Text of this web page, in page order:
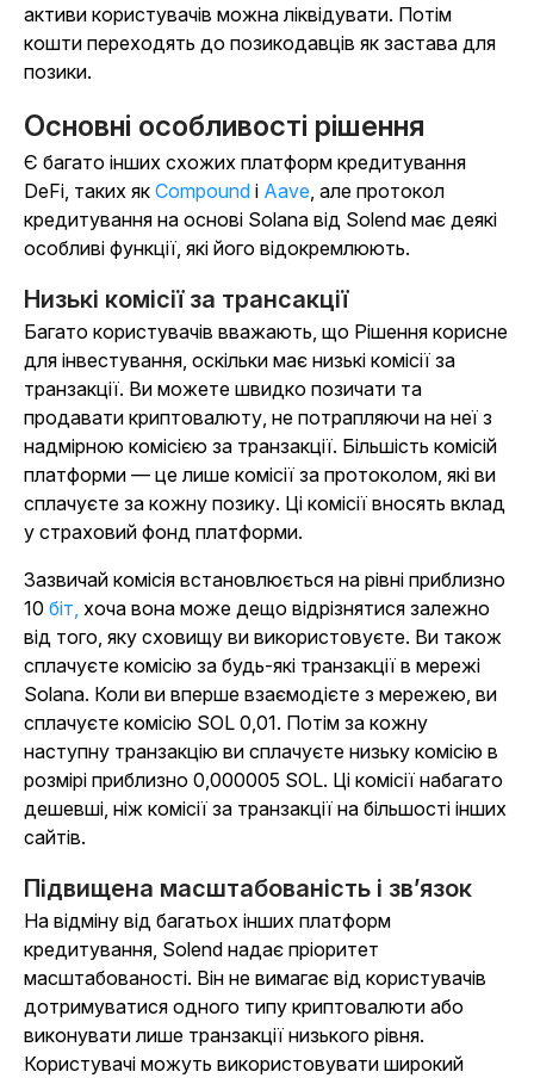
активи користувачів можна ліквідувати. Потім
кошти переходять до позикодавців як застава для
позики.
Основні особливості рішення
Є багато інших схожих платформ кредитування
DeFi, таких як Compound і Aave, але протокол
кредитування на основі Solana від Solend має деякі
особливі функції, які його відокремлюють.
Низькі комісії за трансакції
Багато користувачів вважають, що Рішення корисне
для інвестування, оскільки має низькі комісії за
транзакції. Ви можете швидко позичати та
продавати криптовалюту, не потрапляючи на неї з
надмірною комісією за транзакції. Більшість комісій
платформи — це лише комісії за протоколом, які ви
сплачуєте за кожну позику. Ці комісії вносять вклад
у страховий фонд платформи.
Зазвичай комісія встановлюється на рівні приблизно
10 біт, хоча вона може дещо відрізнятися залежно
від того, яку сховищу ви використовуєте. Ви також
сплачуєте комісію за будь-які транзакції в мережі
Solana. Коли ви вперше взаємодієте з мережею, ви
сплачуєте комісію SOL 0,01. Потім за кожну
наступну транзакцію ви сплачуєте низьку комісію в
розмірі приблизно 0,000005 SOL. Ці комісії набагато
дешевші, ніж комісії за транзакції на більшості інших
сайтів.
Підвищена масштабованість і зв’язок
На відміну від багатьох інших платформ
кредитування, Solend надає пріоритет
масштабованості. Він не вимагає від користувачів
дотримуватися одного типу криптовалюти або
виконувати лише транзакції низького рівня.
Користувачі можуть використовувати широкий